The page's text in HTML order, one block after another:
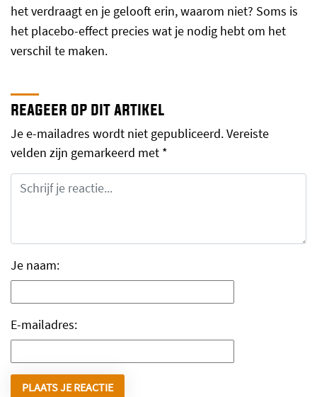
het verdraagt en je gelooft erin, waarom niet? Soms is
het placebo-effect precies wat je nodig hebt om het
verschil te maken.
reageer op dit artikel
Je e-mailadres wordt niet gepubliceerd.Vereiste
velden zijn gemarkeerd met *
Je naam:
E-mailadres: